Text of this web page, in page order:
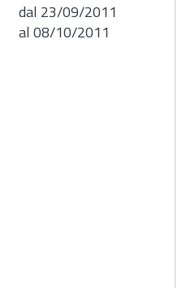
dal 23/09/2011
al 08/10/2011